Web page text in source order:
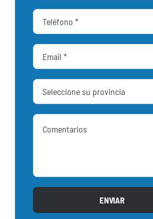
ENVIAR